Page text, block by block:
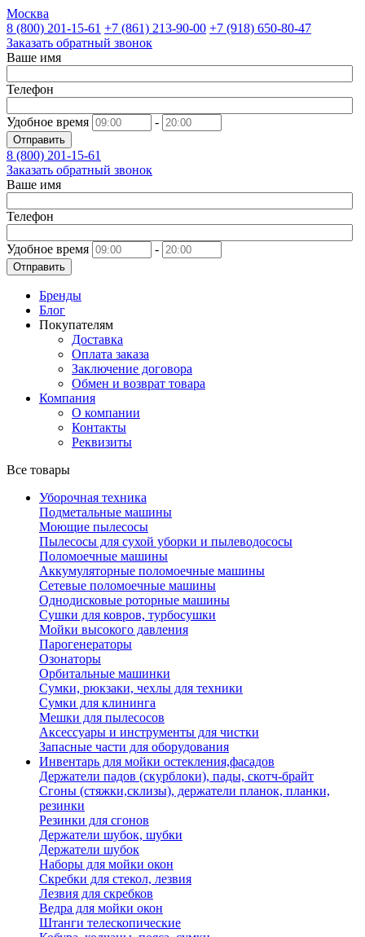
Москва
8 (800) 201-15-61 +7 (861) 213-90-00 +7 (918) 650-80-47
Заказать обратный звонок
Ваше имя
Телефон
Удобное время -
Отправить
8 (800) 201-15-61
Заказать обратный звонок
Ваше имя
Телефон
Удобное время -
Отправить
Бренды
Блог
Покупателям
Доставка
Оплата заказа
Заключение договора
Обмен и возврат товара
Компания
О компании
Контакты
Реквизиты
Все товары
Уборочная техника
Подметальные машины
Моющие пылесосы
Пылесосы для сухой уборки и пылеводососы
Поломоечные машины
Аккумуляторные поломоечные машины
Сетевые поломоечные машины
Однодисковые роторные машины
Сушки для ковров, турбосушки
Мойки высокого давления
Парогенераторы
Озонаторы
Орбитальные машинки
Сумки, рюкзаки, чехлы для техники
Сумки для клининга
Мешки для пылесосов
Аксессуары и инструменты для чистки
Запасные части для оборудования
Инвентарь для мойки остекления,фасадов
Держатели падов (скурблоки), пады, скотч-брайт
Сгоны (стяжки,склизы), держатели планок, планки,
резинки
Резинки для сгонов
Держатели шубок, шубки
Держатели шубок
Наборы для мойки окон
Скребки для стекол, лезвия
Лезвия для скребков
Ведра для мойки окон
Штанги телескопические